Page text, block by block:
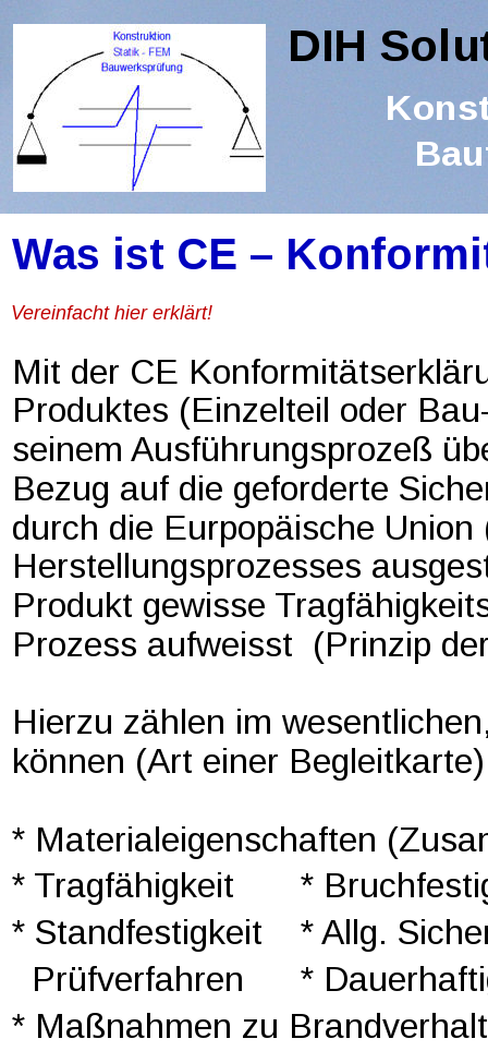
DIH
Was ist CE –
Mit der CE
Produktes (Einzelteil oder
seinem Ausführungsprozeß
Bezug auf die geforderte
durch die Eurpopäische
Herstellungsprozesses
Produkt gewisse
Prozess aufweisst  (Prinzip
Hierzu zählen im
können (Art einer
* Materialeigenschaften
* Tragfähigkeit
*
* Standfestigkeit
* Allg.
Prüfverfahren
*
* Maßnahmen zu
Vereinfacht hier erklärt!